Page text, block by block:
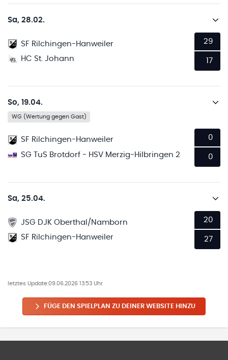
Sa, 28.02.
SF Rilchingen-Hanweiler
HC St. Johann
29
17
So, 19.04.
WG (Wertung gegen Gast)
SF Rilchingen-Hanweiler
SG TuS Brotdorf - HSV Merzig-Hilbringen 2
0
0
Sa, 25.04.
JSG DJK Oberthal/Namborn
SF Rilchingen-Hanweiler
20
27
letztes Update:09.06.2026 13:53 Uhr
FÜGE DEN SPIELPLAN ZU DEINER WEBSITE HINZU